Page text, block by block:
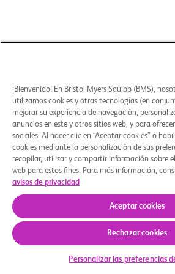
¡Bienvenido! En Bristol Myers Squibb (BMS),
utilizamos cookies y otras tecnologías (en
mejorar su experiencia de navegación,
anuncios en este y otros sitios web, y para
sociales. Al hacer clic en “Aceptar cookies” o
cookies mediante la personalización de sus
recopilar, utilizar y compartir información sobre
web para estos fines. Para más información,
avisos de privacidad
Aceptar cookies
Rechazar cookies
Personalizar las preferencias